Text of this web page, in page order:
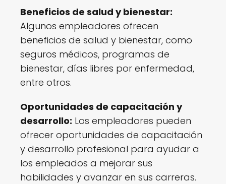
Beneficios de salud y bienestar:
Algunos empleadores ofrecen
beneficios de salud y bienestar, como
seguros médicos, programas de
bienestar, días libres por enfermedad,
entre otros.
Oportunidades de capacitación y
desarrollo: Los empleadores pueden
ofrecer oportunidades de capacitación
y desarrollo profesional para ayudar a
los empleados a mejorar sus
habilidades y avanzar en sus carreras.